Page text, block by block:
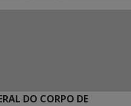
DO CORPO DE